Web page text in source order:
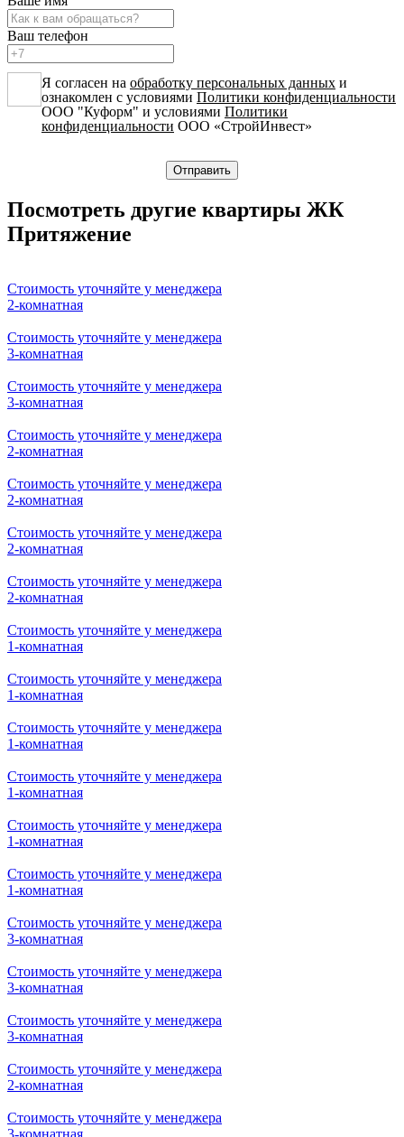
Ваш телефон
Я согласен на обработку персональных данных и
ознакомлен с условиями Политики конфиденциальности
ООО "Куформ" и условиями Политики
конфиденциальности ООО «СтройИнвест»
Посмотреть другие квартиры ЖК
Притяжение
Стоимость уточняйте у менеджера
2-комнатная
Стоимость уточняйте у менеджера
3-комнатная
Стоимость уточняйте у менеджера
3-комнатная
Стоимость уточняйте у менеджера
2-комнатная
Стоимость уточняйте у менеджера
2-комнатная
Стоимость уточняйте у менеджера
2-комнатная
Стоимость уточняйте у менеджера
2-комнатная
Стоимость уточняйте у менеджера
1-комнатная
Стоимость уточняйте у менеджера
1-комнатная
Стоимость уточняйте у менеджера
1-комнатная
Стоимость уточняйте у менеджера
1-комнатная
Стоимость уточняйте у менеджера
1-комнатная
Стоимость уточняйте у менеджера
1-комнатная
Стоимость уточняйте у менеджера
3-комнатная
Стоимость уточняйте у менеджера
3-комнатная
Стоимость уточняйте у менеджера
3-комнатная
Стоимость уточняйте у менеджера
2-комнатная
Стоимость уточняйте у менеджера
3-комнатная